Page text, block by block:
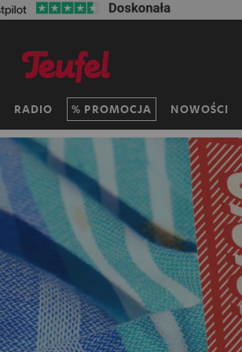
RADIO PROMOCJA NOWOŚCI